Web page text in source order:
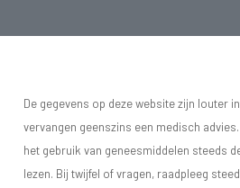
De gegevens op deze website zijn louter
vervangen geenszins een medisch
het gebruik van geneesmiddelen steeds
lezen. Bij twijfel of vragen, raadpleeg